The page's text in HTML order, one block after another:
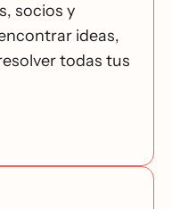
socios y
ideas,
todas tus